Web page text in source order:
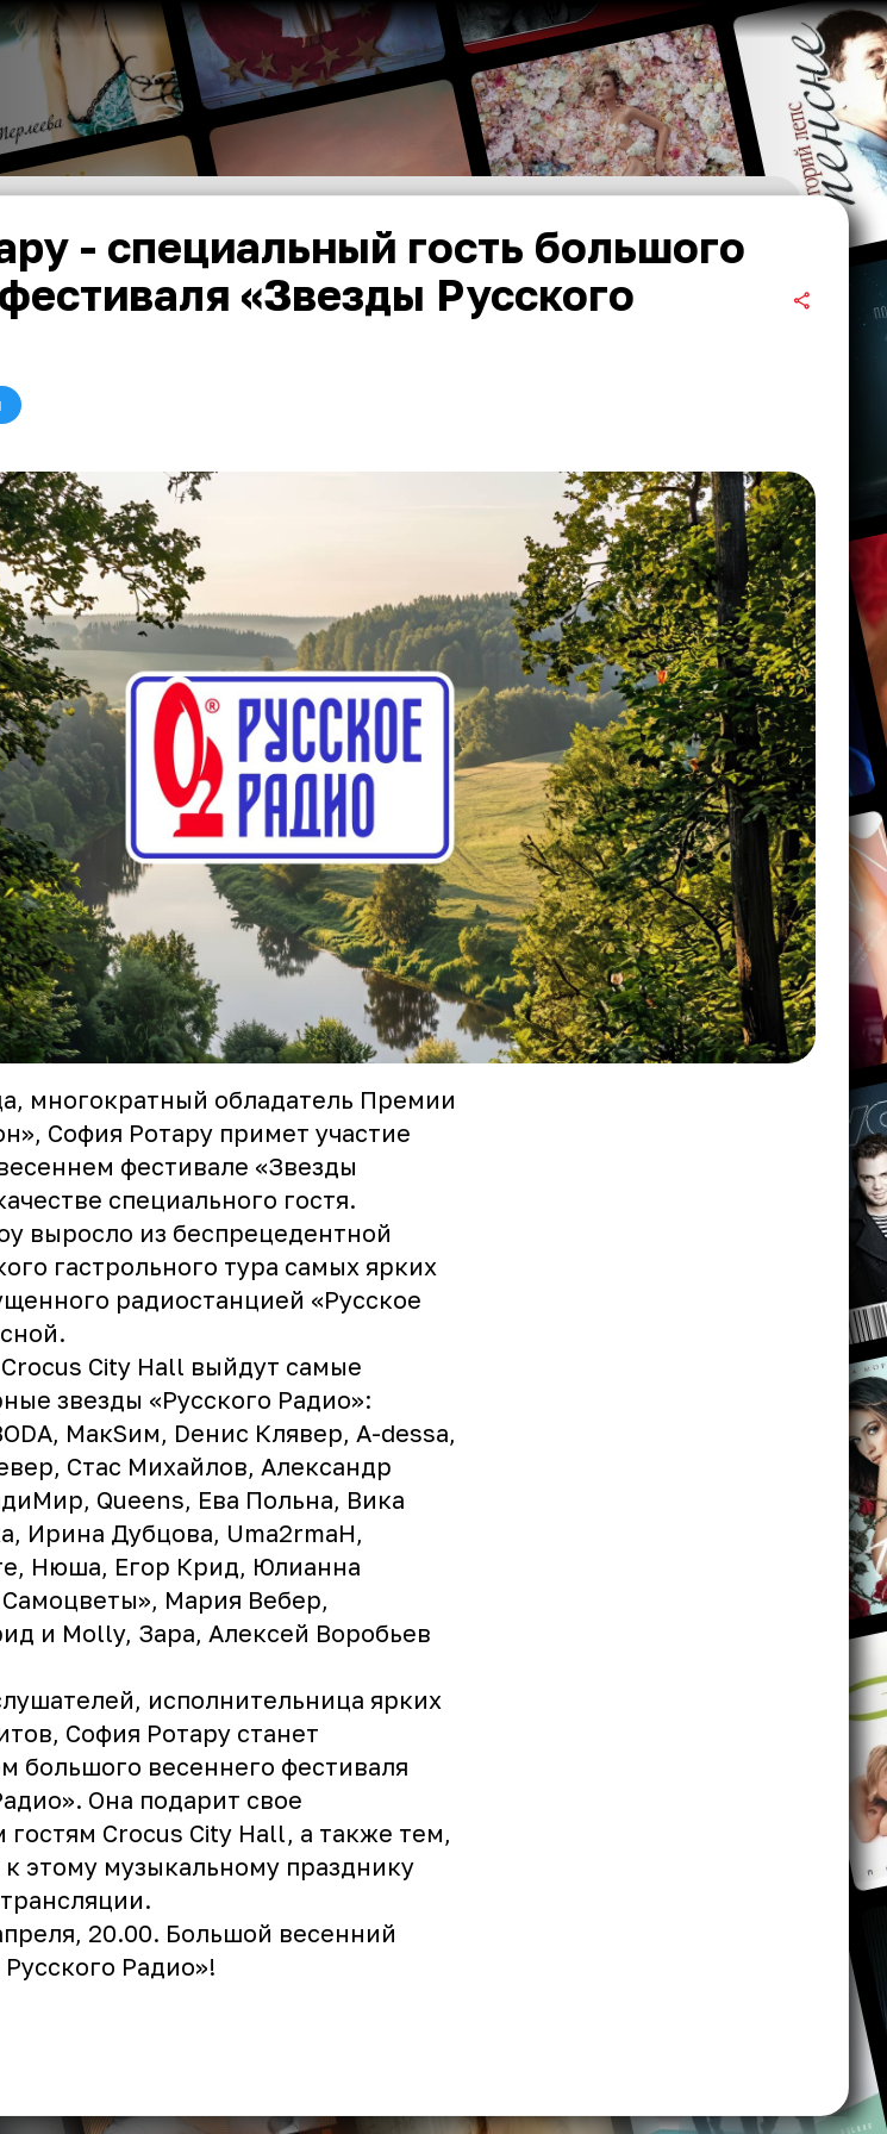
- специальный гость большого
«Звезды Русского
многократный обладатель Премии
София Ротару примет участие
фестивале «Звезды
специального гостя.
выросло из беспрецедентной
гастрольного тура самых ярких
радиостанцией «Русское
City Hall выйдут самые
звезды «Русского Радио»:
MaкSим, Dенис Клявер, A-dessa,
Стас Михайлов, Александр
Queens, Ева Польна, Вика
Ирина Дубцова, Uma2rmaН,
Нюша, Егор Крид, Юлианна
Мария Вебер,
и Molly, Зара, Алексей Воробьев
исполнительница ярких
София Ротару станет
большого весеннего фестиваля
Она подарит свое
Crocus City Hall, а также тем,
этому музыкальному празднику
20.00. Большой весенний
Радио»!